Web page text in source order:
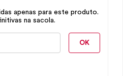
apenas para este produto.
na sacola.
OK